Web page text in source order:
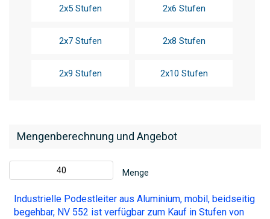
Mengenberechnung und Angebot
Menge
Industrielle Podestleiter aus Aluminium, mobil, beidseitig
begehbar, NV 552 ist verfügbar zum Kauf in Stufen von
2x5 Stufen 2x6 Stufen
2x7 Stufen 2x8 Stufen
2x9 Stufen 2x10 Stufen